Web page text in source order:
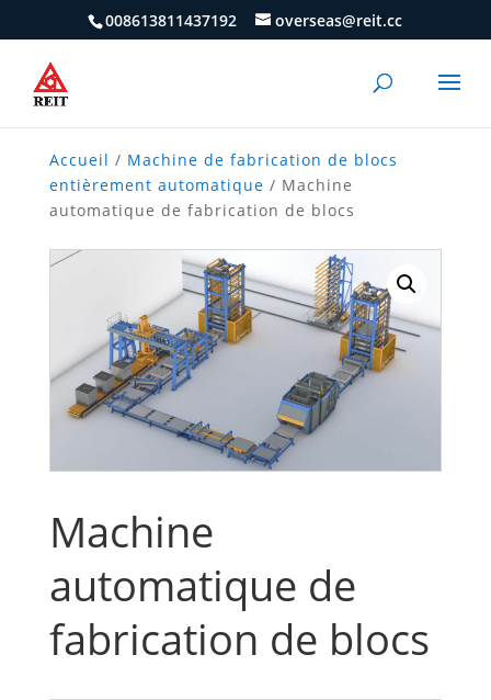
008613811437192 overseas@reit.cc
Accueil / Machine de fabrication de blocs
entièrement automatique / Machine
automatique de fabrication de blocs
Machine
automatique de
fabrication de blocs